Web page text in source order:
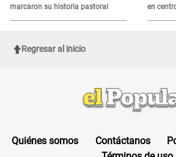
marcaron su historia pastoral
en
sufrir
Regresar al inicio
Quiénes somos Contáctanos